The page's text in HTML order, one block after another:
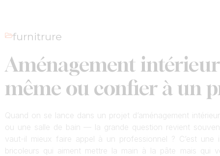
furnitrure
Aménagement
même ou confier à un
Quand on se lance dans un projet d’aménagement
ou une salle de bain — la grande question revient
vaut-il mieux faire appel à un professionnel ? C’est
bricoleurs qui aiment mettre la main à la pâte mais qui